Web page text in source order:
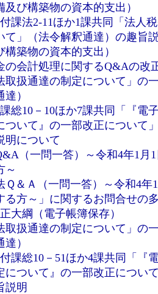
び構築物の資本的支出）
課法2-11ほか1課共同「法人
て」（法令解釈通達）の趣旨
築物の資本的支出）
の会計処理に関するQ&Aの改
取扱通達の制定について」の
）
総10－10ほか7課共同「『電
ついて』の一部改正について
明について
（一問一答）～令和4年1月
～
Ｑ＆Ａ（一問一答）～令和4年
る方～」に関するお問合せの
大綱（電子帳簿保存）
取扱通達の制定について」の
）
課総10－51ほか4課共同「『
について』の一部改正につい
説明